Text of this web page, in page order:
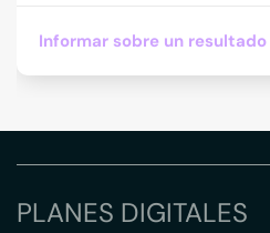
Informar sobre un
PLANES DIGITALES